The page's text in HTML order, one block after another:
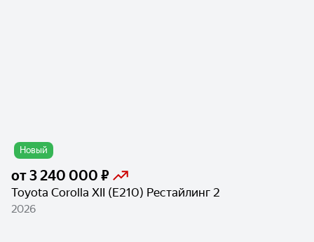
Новый
от3 240 000 ₽
Toyota Corolla XII (E210) Рестайлинг 2
2026